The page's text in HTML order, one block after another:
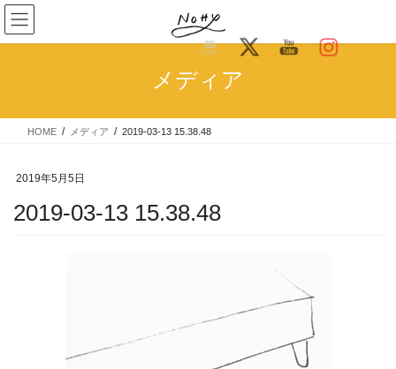
コ
ン
テ
ス
ナ
ビ
ゲ
ン
メディア
HOME メディア 2019-03-13 15.38.48
2019年5月5日
2019-03-13 15.38.48